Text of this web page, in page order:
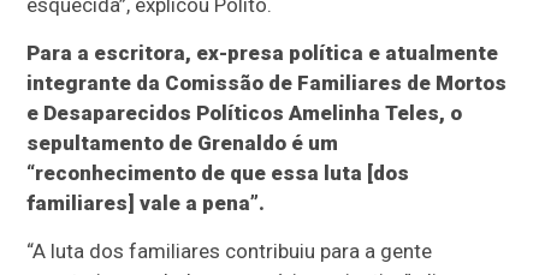
esquecida”, explicou Polito.
Para a escritora, ex-presa política e atualmente
integrante da Comissão de Familiares de Mortos
e Desaparecidos Políticos Amelinha Teles, o
sepultamento de Grenaldo é um
“reconhecimento de que essa luta [dos
familiares] vale a pena”.
“A luta dos familiares contribuiu para a gente